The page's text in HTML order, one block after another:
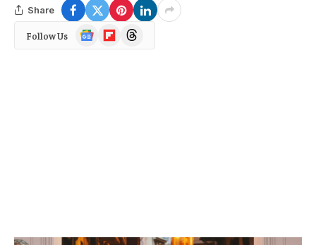
Share
Follow Us
Google
News
FlipboardThreads